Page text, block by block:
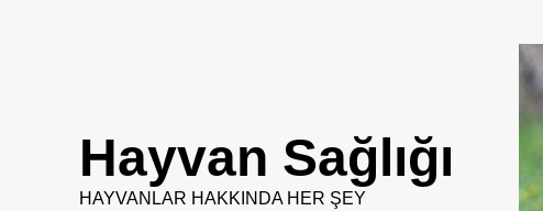
Hayvan Sağlığı
HAYVANLAR HAKKINDA HER ŞEY